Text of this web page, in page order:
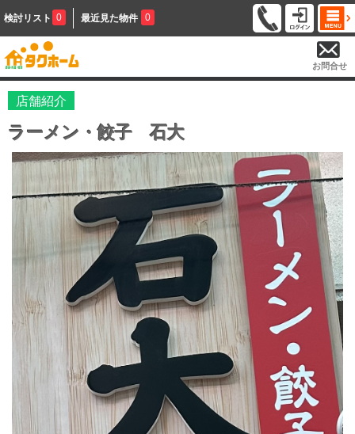
検討リスト 0 最近見た物件 0
お問合せ
店舗紹介
ラーメン・餃子 石大